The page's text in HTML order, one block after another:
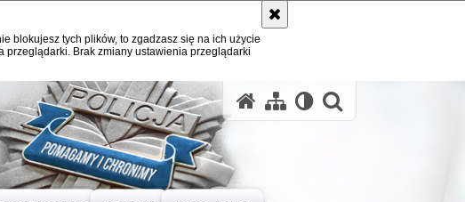
blokujesz tych plików, to zgadzasz się na ich użycie
Brak zmiany ustawienia przeglądarki